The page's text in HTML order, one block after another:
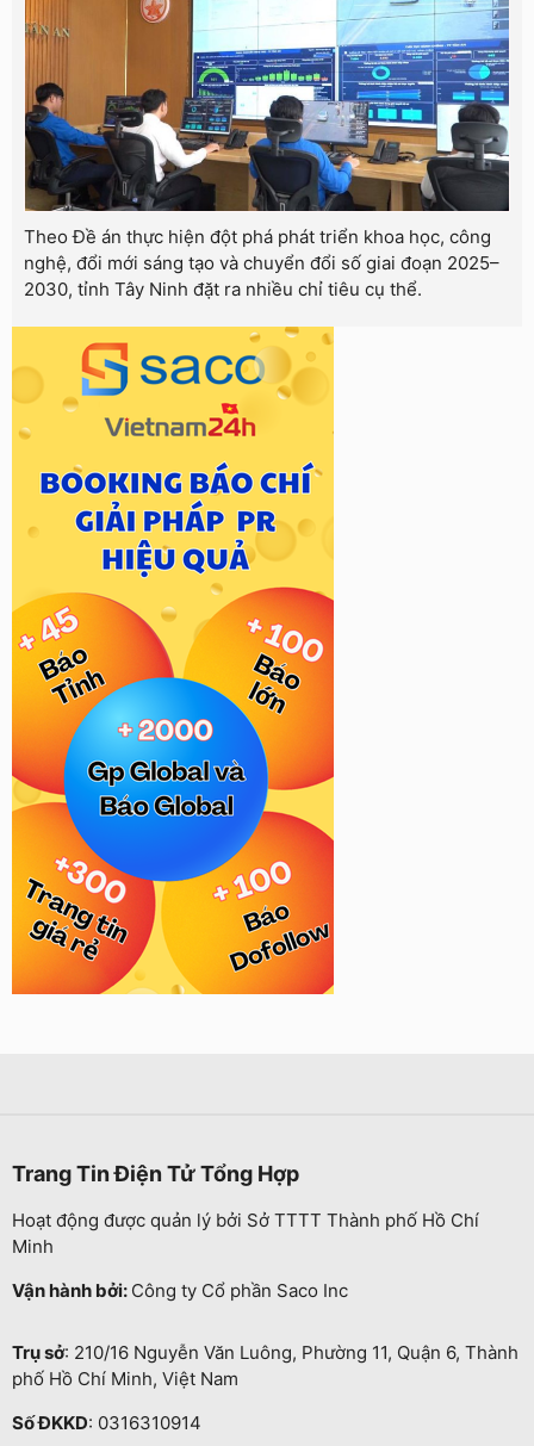
Theo Đề án thực hiện đột phá phát triển khoa học, công
nghệ, đổi mới sáng tạo và chuyển đổi số giai đoạn 2025–
2030, tỉnh Tây Ninh đặt ra nhiều chỉ tiêu cụ thể.
Trang Tin Điện Tử Tổng Hợp
Hoạt động được quản lý bởi Sở TTTT Thành phố Hồ Chí
Minh
Vận hành bởi: Công ty Cổ phần Saco Inc
Trụ sở: 210/16 Nguyễn Văn Luông, Phường 11, Quận 6, Thành
phố Hồ Chí Minh, Việt Nam
Số ĐKKD: 0316310914